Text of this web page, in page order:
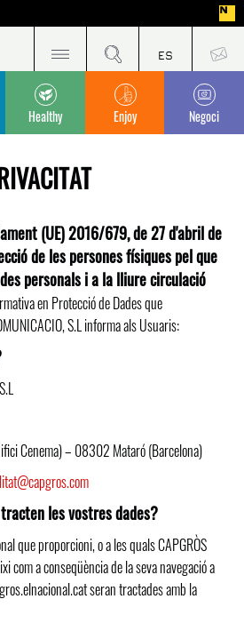
Healthy Enjoy Negoci
(UE) 2016/679, de 27 d'abril de
de les persones físiques pel que
personals i a la lliure circulació
en Protecció de Dades que
S.L informa als Usuaris:
Cenema) – 08302 Mataró (Barcelona)
les vostres dades?
que proporcioni, o a les quals CAPGRÒS
com a conseqüència de la seva navegació a
seran tractades amb la